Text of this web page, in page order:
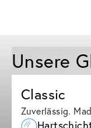
Unsere
Classic
Zuverlässig.